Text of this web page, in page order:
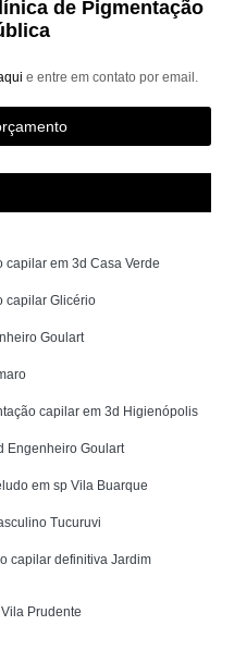
de Pigmentação
e entre em contato por email.
em 3d Casa Verde
capilar Glicério
Goulart
capilar em 3d Higienópolis
Engenheiro Goulart
em sp Vila Buarque
Tucuruvi
capilar definitiva Jardim
Prudente